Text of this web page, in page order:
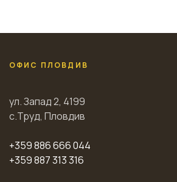
ОФИС ПЛОВДИВ
ул. Запад 2, 4199
с.Труд, Пловдив
+359 886 666 044
+359 887 313 316